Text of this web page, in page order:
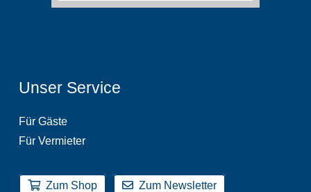
Unser Service
Für Gäste
Für Vermieter
Zum Shop Zum Newsletter